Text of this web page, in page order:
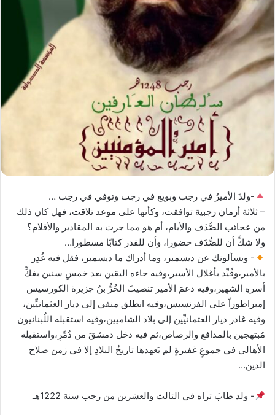
-ولدَ الأميرُ في رجب وبويع في رجب وتوفي في رجب …
– ثلاثة أزمان رجبية توافقت، وكأنها على موعد تلاقت، فهل كان ذلك
من عجائب الصُّدَف والأيام، أم هو مما جرت به المقادير والأقلام؟
ولا شكَّ أن للصُّدَف حضورا، وأن للقدر كتابًا مسطورا…
- ويسألونك عن ديسمبر، وما أدراك ما ديسمبر، فقل فيه غُدِر
بالأمير،وقُيِّد بأغلال الأسير،وفيه جاءه اليقين بعد خمسِ سنين بفكِّ
أسرهِ الشهير،وفيه دعمَ الأمير تنصيبَ الحُرُّ بنُ جزيرة الكورسيس
إمبراطوراً على الفرنسيس،وفيه انطلق منفي إلى ديار العثمانيِّين،
وفيه غادر ديار العثمانيِّين إلى بلاد الشاميين،وفيه استقبله اللُبنانيون
مُبتهجين بالمدافع والرصاص،ثم فيه دخل دمشقَ من دُمَّرِ،واستقبله
الأهالي في جموعٍ غفيرةٍ لم يَعهدها تاريخُ البلادِ إلا في زمن صلاح
الدين…
- ولد طابَ ثراه في الثالث والعشرين من رجب سنة 1222هـ